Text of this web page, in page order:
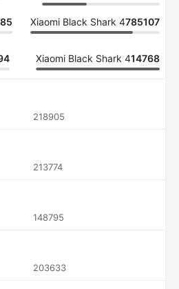
Xiaomi Black Shark 4785107
Xiaomi Black Shark 414768
218905
213774
148795
203633